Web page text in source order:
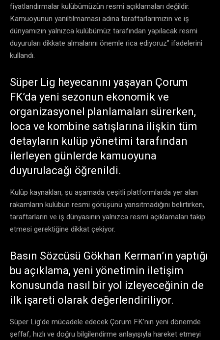
fiyatlandırmalar kulübümüzün resmi açıklamaları değildir.
Kamuoyunun yanıltılmaması adına taraftarlarımızın ve iş
dünyamızın yalnızca kulübümüz tarafından yapılacak resmi
duyuruları dikkate almalarını önemle rica ediyoruz” ifadelerini
kullandı.
Süper Lig heyecanını yaşayan Çorum
FK’da yeni sezonun ekonomik ve
organizasyonel planlamaları sürerken,
loca ve kombine satışlarına ilişkin tüm
detayların kulüp yönetimi tarafından
ilerleyen günlerde kamuoyuna
duyurulacağı öğrenildi.
Kulüp kaynakları, şu aşamada çeşitli platformlarda yer alan
rakamların kulübün resmi görüşünü yansıtmadığını belirtirken,
taraftarların ve iş dünyasının yalnızca resmi açıklamaları takip
etmesi gerektiğine dikkat çekiyor.
Basın Sözcüsü Gökhan Kerman’ın yaptığı
bu açıklama, yeni yönetimin iletişim
konusunda nasıl bir yol izleyeceğinin de
ilk işareti olarak değerlendiriliyor.
Süper Lig’de mücadele edecek Çorum FK’nın yeni dönemde
şeffaf, hızlı ve doğru bilgilendirme anlayışıyla hareket etmeyi